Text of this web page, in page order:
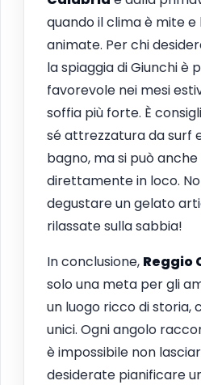
quando il clima è mite e
animate. Per chi
la spiaggia di Giunchi
favorevole nei mesi
soffia più forte. È
sé attrezzatura da surf
bagno, ma si può
direttamente in loco.
degustare un gelato
rilassate sulla sabbia!
In conclusione, Reggio
solo una meta per gli
un luogo ricco di storia,
unici. Ogni angolo
è impossibile non
desiderate pianificare